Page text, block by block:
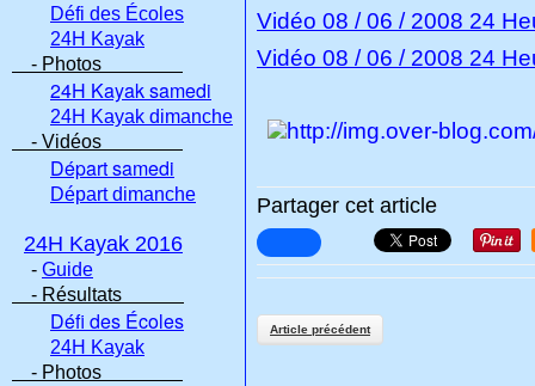
Vidéo 08 / 06 / 2008 24
Vidéo 08 / 06 / 2008 24
Partager cet article
Article précédent
Défi des Écoles
24H Kayak
- Photos
24H Kayak samedi
24H Kayak dimanche
- Vidéos
Départ samedi
Départ dimanche
24H Kayak 2016
- Guide
- Résultats
Défi des Écoles
24H Kayak
- Photos